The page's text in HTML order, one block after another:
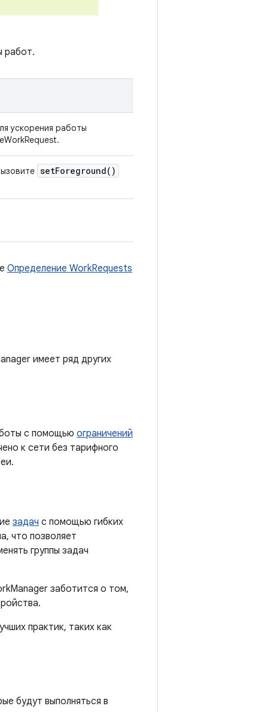
работ.
ускорения работы
setForeground( )
Определение WorkRequests
имеет ряд других
с помощью ограничений
к сети без тарифного
задач с помощью гибких
что позволяет
группы задач
заботится о том,
практик, таких как
будут выполняться в